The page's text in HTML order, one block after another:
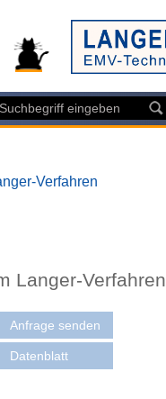
Verfahren
Langer-Verfahren
Anfrage senden
Datenblatt